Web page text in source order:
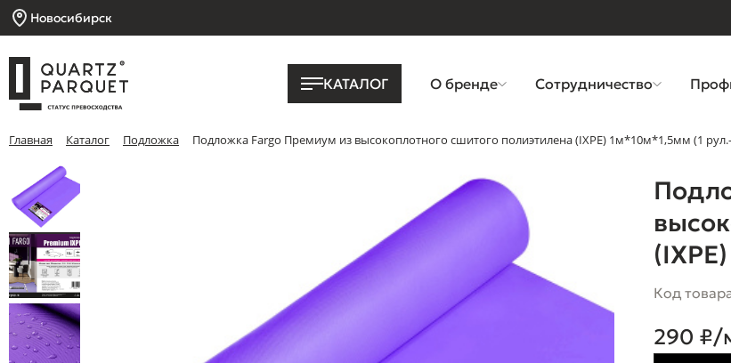
Новосибирск
КАТАЛОГ О бренде Сотрудничество
Главная Каталог Подложка Подложка Fargo Премиум из высокоплотного сшитого полиэтилена (IXPE) 1м*10м*1,5мм (1
Код
290 ₽/